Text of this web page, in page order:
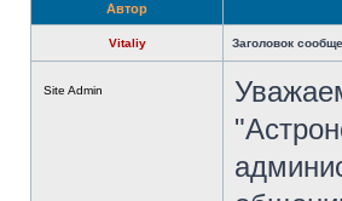
Автор
Vitaliy Заголовок
Site Admin